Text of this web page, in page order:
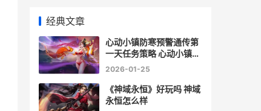
经典文章
心动小镇防寒预警通传第
一天任务策略 心动小镇世
界完整版破解版下载
2026-01-25
《神域永恒》好玩吗 神域
永恒怎么样